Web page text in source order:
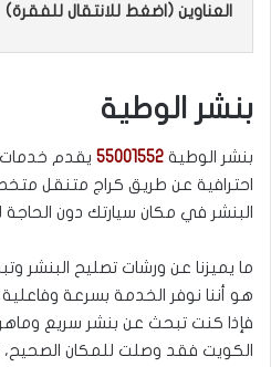
العناوين (اضغط للانتقال للفقرة)
بنشر الوطية
بنشر الوطية 55001552 يقدم خدمات
احترافية عن طريق كراج متنقل
البنشر في مكان سيارتك دون الحاجة
ما يميزنا عن ورشات تصليح البنشر
هو أننا نوفر الخدمة بسرعة
فإذا كنت تبحث عن بنشر سريع
الكويت فقد وصلت للمكان